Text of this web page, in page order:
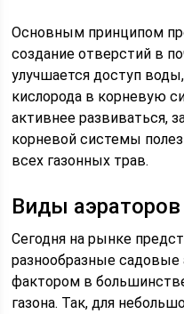
Основным принципом
создание отверстий в
улучшается доступ
кислорода в корневую
активнее развиваться,
корневой системы
всех газонных трав.
Виды аэраторов
Сегодня на рынке
разнообразные
фактором в
газона. Так, для